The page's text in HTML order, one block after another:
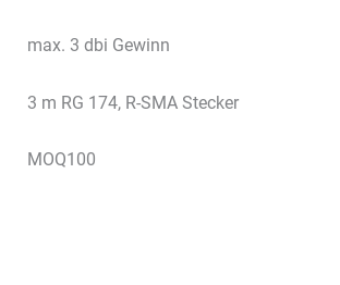
max. 3 dbi Gewinn
3 m RG 174, R-SMA Stecker
MOQ100